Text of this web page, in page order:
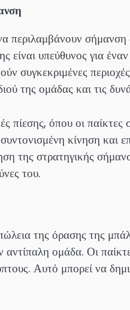
περιλαμβάνουν
υπεύθυνος για
συγκεκριμένες
της ομάδας και τις
πίεσης, όπου οι
κίνηση και
της στρατηγικής
του.
της όρασης της
αντίπαλη ομάδα. Οι
Αυτό μπορεί να